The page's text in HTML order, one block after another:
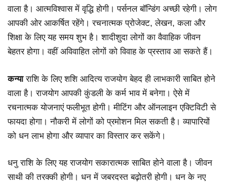
वाला है। आत्मविश्वास में वृद्धि होगी। पर्सनल बॉन्डिंग अच्छी रहेगी। लोग
आपकी ओर आकर्षित रहेंगे। रचनात्मक प्रोजेक्ट, लेखन, कला और
शिक्षा के लिए यह समय शुभ है। शादीशुदा लोगों का वैवाहिक जीवन
बेहतर होगा। वहीं अविवाहित लोगों को विवाह के प्रस्ताव आ सकते हैं।
कन्याराशि के लिए शशि आदित्य राजयोग बेहद ही लाभकारी साबित होने
वाला है। राजयोग आपकी कुंडली के कर्म भाव में बनेगा। ऐसे में
रचनात्मक योजनाएं फलीभूत होगी। मीटिंग और ऑनलाइन एक्टिविटी से
फायदा होगा। नौकरी में लोगों को प्रमोशन मिल सकती है। व्यापारियों
को धन लाभ होगा और व्यापार का विस्तार कर सकेंगे।
धनु राशि के लिए यह राजयोग सकारात्मक साबित होने वाला है। जीवन
साथी की तरक्की होगी। धन में जबरदस्त बढ़ोतरी होगी। धन के नए